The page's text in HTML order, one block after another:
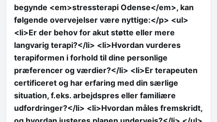
begynde <em>stressterapi Odense</em>, kan
følgende overvejelser være nyttige:</p> <ul>
<li>Er der behov for akut støtte eller mere
langvarig terapi?</li> <li>Hvordan vurderes
terapiformen i forhold til dine personlige
præferencer og værdier?</li> <li>Er terapeuten
certificeret og har erfaring med din særlige
situation, f.eks. arbejdspres eller familiære
udfordringer?</li> <li>Hvordan måles fremskridt,